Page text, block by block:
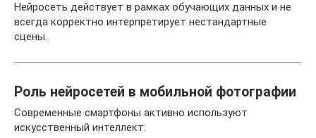
Нейросеть действует в рамках обучающих данных и не
всегда корректно интерпретирует нестандартные
сцены.
Роль нейросетей в мобильной фотографии
Современные смартфоны активно используют
искусственный интеллект: